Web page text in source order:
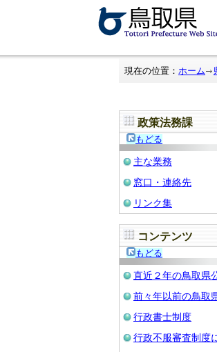
現在の位置： ホーム
政策法務課
もどる
主な業務
窓口・連絡先
リンク集
コンテンツ
もどる
直近２年の鳥取県
前々年以前の鳥取
行政書士制度
行政不服審査制度